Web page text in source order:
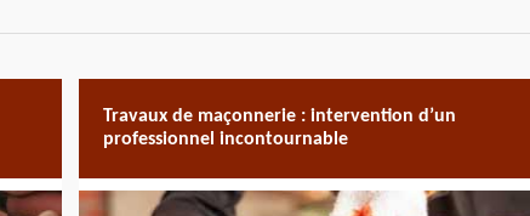
Travaux de maçonnerie : intervention d’un
professionnel incontournable